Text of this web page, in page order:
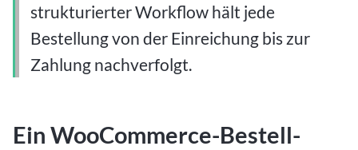
strukturierter Workflow hält jede
Bestellung von der Einreichung bis zur
Zahlung nachverfolgt.
Ein WooCommerce-Bestell-